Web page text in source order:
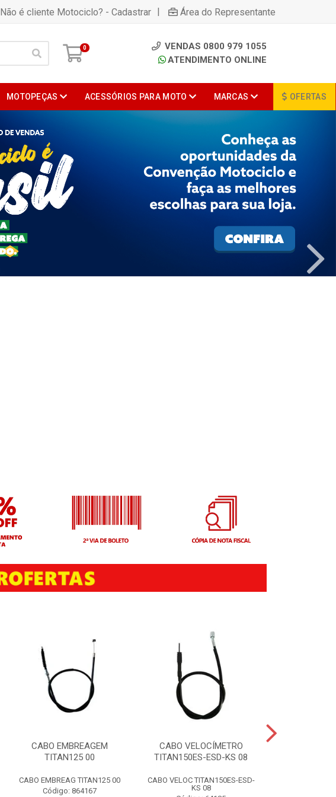
Não é cliente Motociclo? - Cadastrar | Área do Representante
0
VENDAS 0800 979 1055
ATENDIMENTO ONLINE
MOTOPEÇAS ACESSÓRIOS PARA MOTO MARCAS OFERTAS
CABO EMBREAGEM
TITAN125 00
CABO EMBREAG TITAN125 00
Código: 864167
CABO VELOCÍMETRO
TITAN150ES-ESD-KS 08
CABO VELOC TITAN150ES-ESD-
KS 08